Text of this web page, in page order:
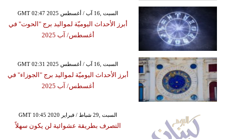
GMT 02:47 2025 السبت ,16 آب / أغسطس
أبرز الأحداث اليوميّة لمواليد برج "الحوت" في
أغسطس/ آب 2025
GMT 02:31 2025 السبت ,16 آب / أغسطس
أبرز الأحداث اليوميّة لمواليد برج "الجوزاء" في
أغسطس/ آب 2025
GMT 10:45 2020 السبت ,29 شباط / فبراير
التصرف بطريقة عشوائية لن يكون سهلاً